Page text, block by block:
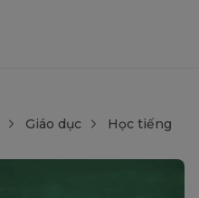
Giáo dục
Học tiếng